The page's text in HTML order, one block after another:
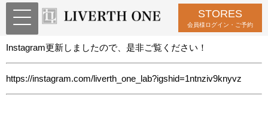
STORES
会員様ログイン・ご予約
Instagram更新しました
Instagram更新しましたので、是非ご覧ください！
https://instagram.com/liverth_one_lab?igshid=1ntnziv9knyvz